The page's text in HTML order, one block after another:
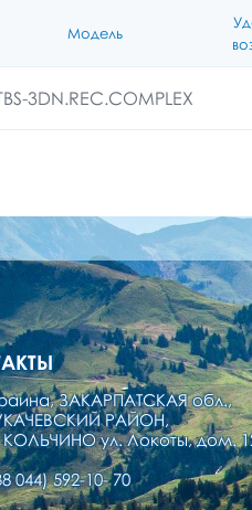
Модель
3DN.REC.COMPLEX
ЗАКАРПАТСКАЯ обл.,
РАЙОН,
КОЛЬЧИНО ул. Локоты, дом.
044) 592-10- 70